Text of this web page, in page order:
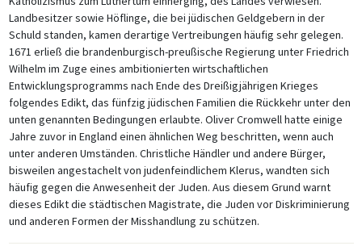
Landbesitzer sowie Höflinge, die bei jüdischen Geldgebern in der
Schuld standen, kamen derartige Vertreibungen häufig sehr gelegen.
1671 erließ die brandenburgisch-preußische Regierung unter Friedrich
Wilhelm im Zuge eines ambitionierten wirtschaftlichen
Entwicklungsprogramms nach Ende des Dreißigjährigen Krieges
folgendes Edikt, das fünfzig jüdischen Familien die Rückkehr unter den
unten genannten Bedingungen erlaubte. Oliver Cromwell hatte einige
Jahre zuvor in England einen ähnlichen Weg beschritten, wenn auch
unter anderen Umständen. Christliche Händler und andere Bürger,
bisweilen angestachelt von judenfeindlichem Klerus, wandten sich
häufig gegen die Anwesenheit der Juden. Aus diesem Grund warnt
dieses Edikt die städtischen Magistrate, die Juden vor Diskriminierung
und anderen Formen der Misshandlung zu schützen.